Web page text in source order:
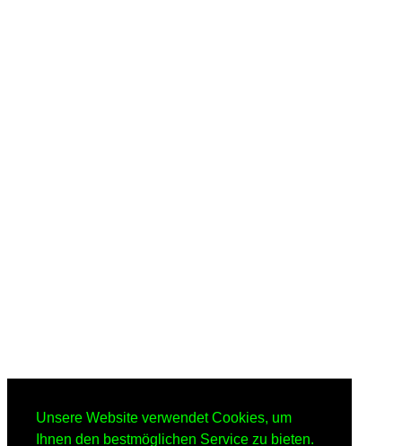
Unsere Website verwendet Cookies, um
Ihnen den bestmöglichen Service zu bieten.